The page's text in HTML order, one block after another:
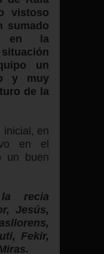
vistoso
sumado
en la
un
y muy
de la
inicial, en
en el
un buen
recia
Jesús,
Fekir,